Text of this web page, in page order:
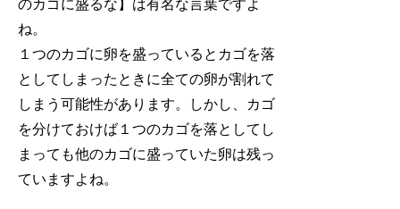
のカゴに盛るな】は有名な言葉ですよ
ね。
１つのカゴに卵を盛っているとカゴを落
としてしまったときに全ての卵が割れて
しまう可能性があります。
しかし、カゴ
を分けておけば１つのカゴを落としてし
まっても他のカゴに盛っていた卵は残っ
ていますよね。